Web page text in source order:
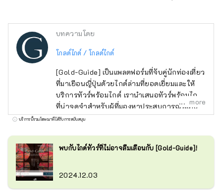
บทความโดย
โกลด์ไกด์ / โกลด์ไกด์
[Gold-Guide] เป็นแพลตฟอร์มที่จับคู่นักท่องเที่ยว
ที่มาเยือนญี่ปุ่นด้วยไกด์ล่ามที่ยอดเยี่ยมและให้
บริการทัวร์พร้อมไกด์ เรานำเสนอทัวร์พร้อมไกด์
ที่น่าจดจำสำหรับผู้ที่มองหาประสบการณ์พิเศษ
ในญี่ปุ่น นำเสน่ห์ของญี่ปุ่นมาสู่ทุกคนทั่วโลก
more
บริการนี้รวมโฆษณาที่ได้รับการสนับสนุน
พบกับไกด์ทัวร์ที่ไม่อาจลืมเลือนกับ [Gold-Guide]!
2024.12.03